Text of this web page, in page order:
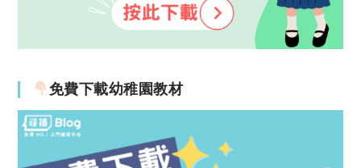
免費下載幼稚園教材